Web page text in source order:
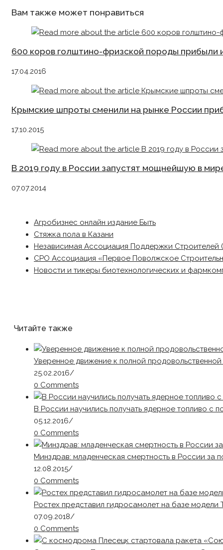
Вам также может понравиться
600 коров голштино-фризской породы прибыли
17.04.2016
Крымские шпроты сменили на рынке России
17.10.2015
В 2019 году в России запустят мощнейшую в
07.07.2014
Агробизнес онлайн издание Быть
Стяжка пола в Казани
Независимая Ассоциация Поддержки Строителей
СРО Ассоциация «Первое Поволжское
Новости и тикеры биотехнологических и
Читайте также
Уверенное движение к полной
25.02.2016/
0 Comments
В России научились получать ядерное топливо с
05.12.2016/
0 Comments
Минздрав: младенческая смертность в России за
12.08.2015/
0 Comments
Ростех представил гидросамолет на базе модели
07.09.2018/
0 Comments